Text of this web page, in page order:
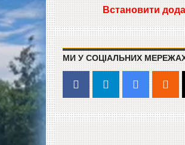
Встановити
МИ У СОЦІАЛЬНИХ